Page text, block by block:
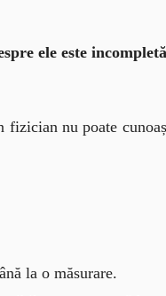
ele este incompletă
nu poate
la o măsurare.